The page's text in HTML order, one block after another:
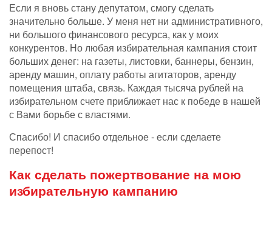
Если я вновь стану депутатом, смогу сделать
значительно больше. У меня нет ни административного,
ни большого финансового ресурса, как у моих
конкурентов. Но любая избирательная кампания стоит
больших денег: на газеты, листовки, баннеры, бензин,
аренду машин, оплату работы агитаторов, аренду
помещения штаба, связь. Каждая тысяча рублей на
избирательном счете приближает нас к победе в нашей
с Вами борьбе с властями.
Спасибо! И спасибо отдельное - если сделаете
перепост!
Как сделать пожертвование на мою
избирательную кампанию